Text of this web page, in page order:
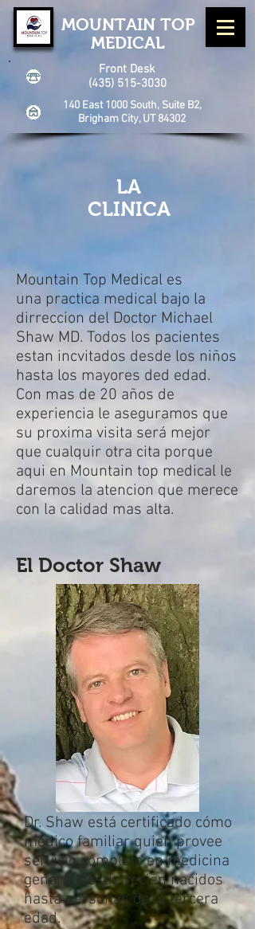
Front Desk
(435) 515-3030
140 East 1000 South, Suite B2,
Brigham City, UT 84302
MOUNTAIN TOP
MEDICAL
LA
CLINICA
Mountain Top Medical es
una practica medical bajo la
dirreccion del Doctor Michael
Shaw MD. Todos los pacientes
estan incvitados desde los niños
hasta los mayores ded edad.
Con mas de 20 años de
experiencia le aseguramos que
su proxima visita será mejor
que cualquir otra cita porque
aqui en Mountain top medical le
daremos la atencion que merece
con la calidad mas alta.​
El Doctor Shaw
Dr. Shaw está certificado cómo
médico familiar quien provee
servicio completo en medicina
general desde recién nacidos
hasta personas de la tercera
edad.